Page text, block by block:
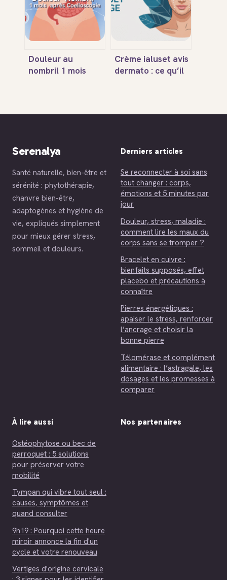
Douleur au
nombril 1 mois
s’inquiéter ?
Crème ialuset avis
dermato : ce qu’il
Serenalya
Santé naturelle, bien-être et
sérénité : phytothérapie,
chanvre bien-être,
adaptogènes et hygiène de
vie, expliqués simplement
pour mieux gérer stress,
sommeil et douleurs.
Derniers articles
Se reconnecter à soi sans
tout changer : corps,
émotions et 5 minutes par
jour
Douleur, stress, maladie :
comment lire les maux du
corps sans se tromper ?
Bracelet en cuivre :
bienfaits supposés, effet
placebo et précautions à
connaître
Pierres énergétiques :
apaiser le stress, renforcer
l’ancrage et choisir la
bonne pierre
Télomérase et complément
alimentaire : l’astragale, les
dosages et les promesses à
comparer
À lire aussi
Ostéophytose ou bec de
perroquet : 5 solutions
pour préserver votre
mobilité
Tympan qui vibre tout seul :
causes, symptômes et
quand consulter
9h19 : Pourquoi cette heure
miroir annonce la fin d'un
cycle et votre renouveau
Vertiges d'origine cervicale
Nos partenaires